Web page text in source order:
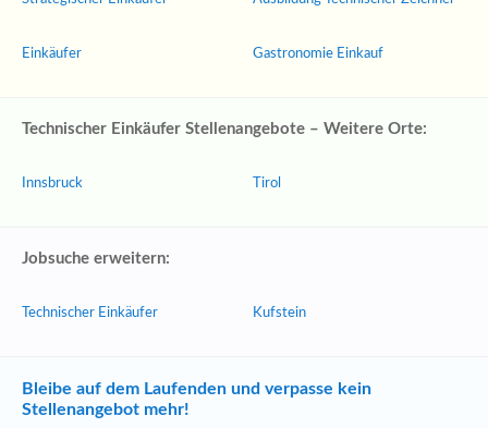
Einkäufer Gastronomie Einkauf
Technischer Einkäufer Stellenangebote – Weitere Orte:
Innsbruck Tirol
Jobsuche erweitern:
Technischer Einkäufer Kufstein
Bleibe auf dem Laufenden und verpasse kein
Stellenangebot mehr!